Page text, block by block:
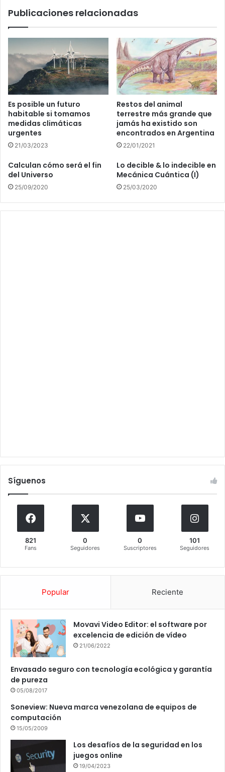
Publicaciones relacionadas
Es posible un futuro
habitable si tomamos
medidas climáticas
urgentes
21/03/2023
Restos del animal
terrestre más grande que
jamás ha existido son
encontrados en Argentina
22/01/2021
Calculan cómo será el fin
del Universo
25/09/2020
Lo decible & lo indecible en
Mecánica Cuántica (I)
25/03/2020
Síguenos
821
Fans
0
Seguidores
0
Suscriptores
101
Seguidores
Popular Reciente
Movavi Video Editor: el software por
excelencia de edición de vídeo
21/06/2022
Envasado seguro con tecnología ecológica y garantía
de pureza
05/08/2017
Soneview: Nueva marca venezolana de equipos de
computación
15/05/2009
Los desafíos de la seguridad en los
juegos online
19/04/2023